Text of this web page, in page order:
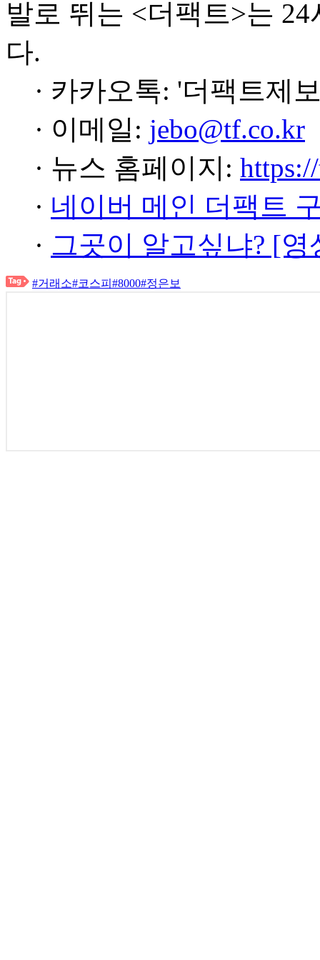
발로 뛰는 <더팩트>는
다.
· 카카오톡: '더팩트제
· 이메일: jebo@tf.co.kr
· 뉴스 홈페이지:
· 네이버 메인 더팩트
· 그곳이 알고싶냐? [
#거래소#코스피 #8000#정은보